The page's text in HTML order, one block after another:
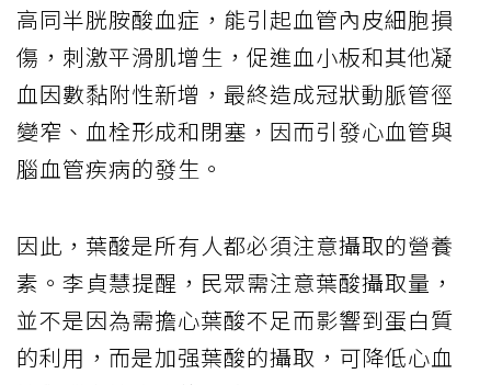
高同半胱胺酸血症，能引起血管內皮細胞損
傷，刺激平滑肌增生，促進血小板和其他凝
血因數黏附性新增，最終造成冠狀動脈管徑
變窄、血栓形成和閉塞，因而引發心血管與
腦血管疾病的發生。
因此，葉酸是所有人都必須注意攝取的營養
素。李貞慧提醒，民眾需注意葉酸攝取量，
並不是因為需擔心葉酸不足而影響到蛋白質
的利用，而是加强葉酸的攝取，可降低心血